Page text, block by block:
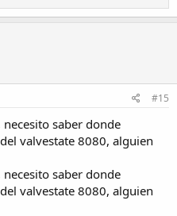
#15
saber donde
valvestate 8080, alguien
saber donde
valvestate 8080, alguien